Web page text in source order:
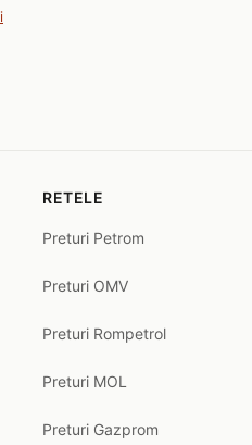
RETELE
Preturi Petrom
Preturi OMV
Preturi Rompetrol
Preturi MOL
Preturi Gazprom